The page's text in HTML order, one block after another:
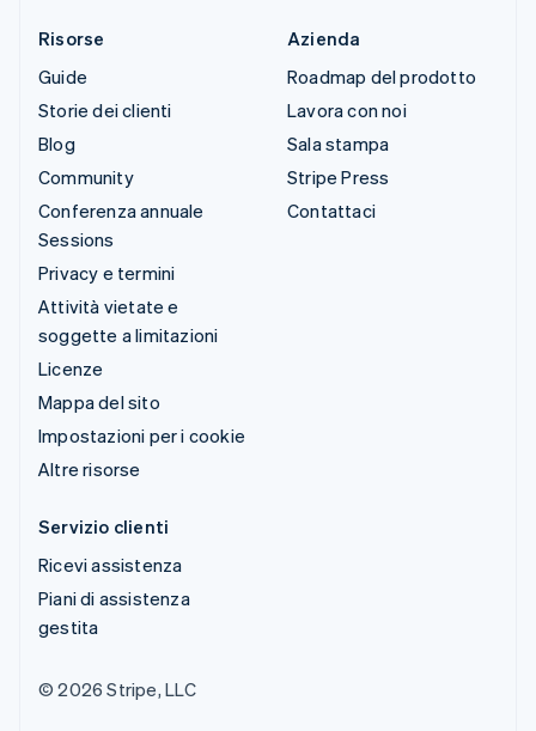
Risorse
Guide
Storie dei clienti
Blog
Community
Conferenza annuale
Sessions
Privacy e termini
Attività vietate e
soggette a limitazioni
Licenze
Mappa del sito
Impostazioni per i cookie
Altre risorse
Azienda
Roadmap del prodotto
Lavora con noi
Sala stampa
Stripe Press
Contattaci
Servizio clienti
Ricevi assistenza
Piani di assistenza
gestita
© 2026 Stripe, LLC